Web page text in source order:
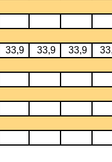
33,9 33,9 33,9